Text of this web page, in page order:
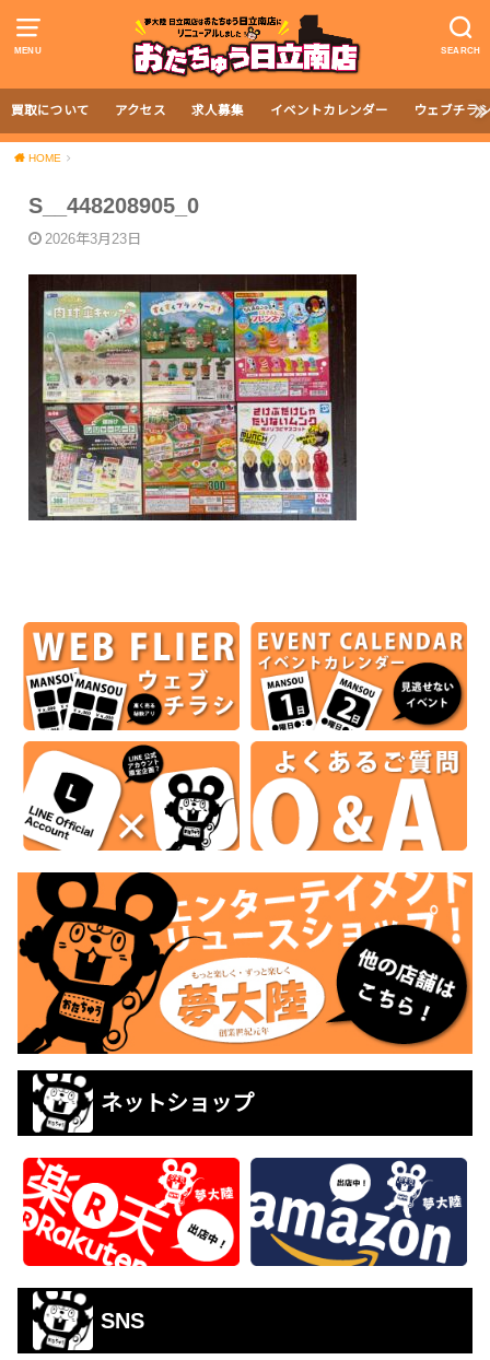
MENU SEARCH
買取について アクセス 求人募集 イベントカレンダー ウェブチラ
HOME
S__448208905_0
2026年3月23日
ネットショップ
SNS